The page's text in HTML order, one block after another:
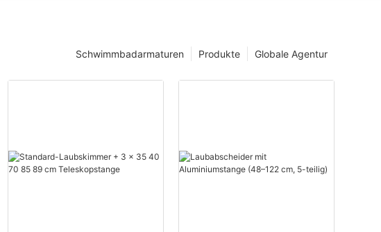
Globale Agentur
Produkte
Schwimmbadarmaturen